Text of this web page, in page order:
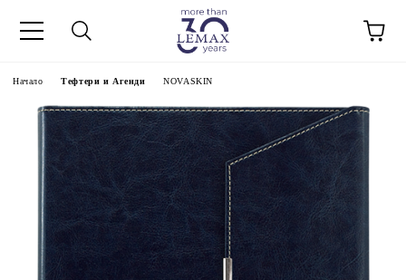
Начало Тефтери и Агенди NOVASKIN